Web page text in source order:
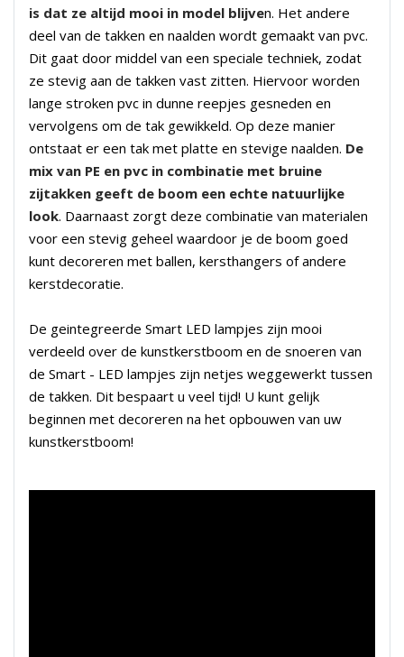
is dat ze altijd mooi in model blijven. Het andere
deel van de takken en naalden wordt gemaakt van pvc.
Dit gaat door middel van een speciale techniek, zodat
ze stevig aan de takken vast zitten. Hiervoor worden
lange stroken pvc in dunne reepjes gesneden en
vervolgens om de tak gewikkeld. Op deze manier
ontstaat er een tak met platte en stevige naalden. De
mix van PE en pvc in combinatie met bruine
zijtakken geeft de boom een echte natuurlijke
look. Daarnaast zorgt deze combinatie van materialen
voor een stevig geheel waardoor je de boom goed
kunt decoreren met ballen, kersthangers of andere
kerstdecoratie.
De geintegreerde Smart LED lampjes zijn mooi
verdeeld over de kunstkerstboom en de snoeren van
de Smart - LED lampjes zijn netjes weggewerkt tussen
de takken. Dit bespaart u veel tijd! U kunt gelijk
beginnen met decoreren na het opbouwen van uw
kunstkerstboom!